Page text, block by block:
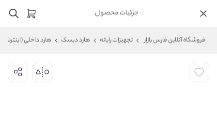
جزئیات محصول
فروشگاه آنلاین فارس بازار تجهیزات رایانه هارد دیسک هارد داخلی (اینترنال)